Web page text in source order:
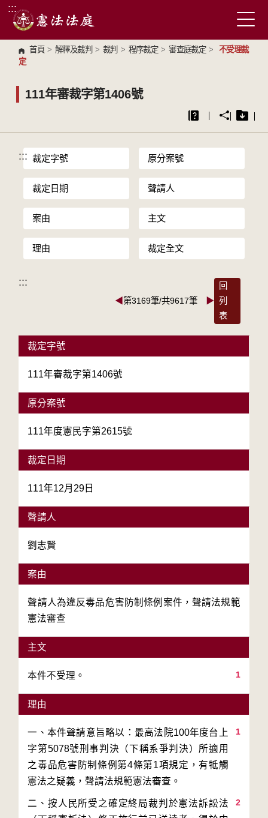
跳到主要內容區塊
:::
首頁 > 解釋及裁判 > 裁判 > 程序裁定 > 審查庭裁定 >
不受理裁
定
111年審裁字第1406號
::: 裁定字號 原分案號
裁定日期 聲請人
案由 主文
理由 裁定全文
:::
◀第3169筆/共9617筆 ▶
回
列
表
裁定字號
111年審裁字第1406號
原分案號
111年度憲民字第2615號
裁定日期
111年12月29日
聲請人
劉志賢
案由
聲請人為違反毒品危害防制條例案件，聲請法規範
憲法審查
主文
1
本件不受理。
理由
1
一、本件聲請意旨略以：最高法院100年度台上
字第5078號刑事判決（下稱系爭判決）所適用
之毒品危害防制條例第4條第1項規定，有牴觸
2
二、按人民所受之確定終局裁判於憲法訴訟法